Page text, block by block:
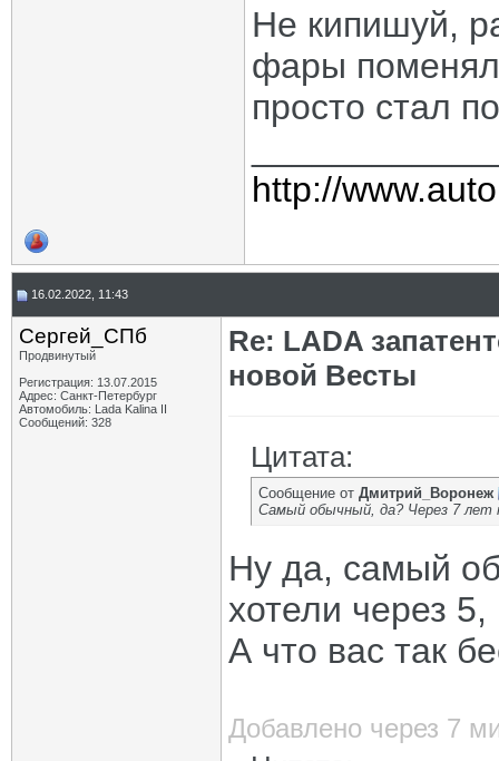
Не кипишуй,
фары
просто стал
http://
16.02.2022, 11:43
Сергей_СПб
Продвинутый
Регистрация: 13.07.2015
Адрес: Санкт-Петербург
Автомобиль: Lada Kalina II
Сообщений: 328
Re: LADA
новой Весты
Цитата:
Сообщение от Дмитрий_Воронеж
Самый обычный, да? Через 7 лет
Ну да, самый
хотели через
А что вас так
Добавлено через 7